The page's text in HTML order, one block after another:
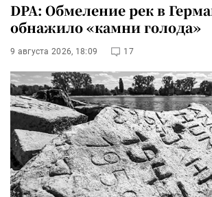
DPA: Обмеление рек в
обнажило «камни голода»
9 августа 2026, 18:09 17